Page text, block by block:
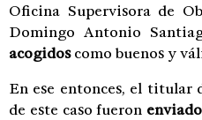
Oficina Supervisora de
Domingo Antonio
acogidoscomo buenos y
En ese entonces, el titular
de este caso fueron